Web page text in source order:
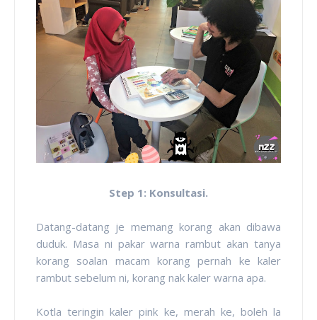
Step 1: Konsultasi.
Datang-datang je memang korang akan dibawa
duduk. Masa ni pakar warna rambut akan tanya
korang soalan macam korang pernah ke kaler
rambut sebelum ni, korang nak kaler warna apa.
Kotla teringin kaler pink ke, merah ke, boleh la